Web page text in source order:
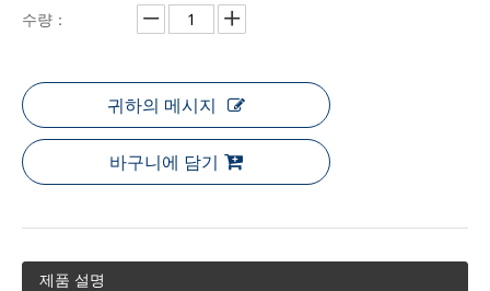
수량：
귀하의 메시지
바구니에 담기
제품 설명